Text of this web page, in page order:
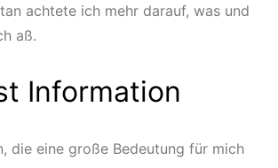
achtete ich mehr darauf, was und
aß.
Information
die eine große Bedeutung für mich